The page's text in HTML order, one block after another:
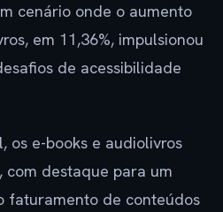
cenário onde o aumento
em 11,36%, impulsionou
de acessibilidade
os e-books e audiolivros
com destaque para um
faturamento de conteúdos